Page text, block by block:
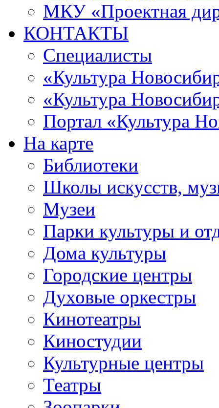
МКУ «Проектная
КОНТАКТЫ
Специалисты
«Культура
«Культура
Портал «Культура
На карте
Библиотеки
Школы искусств,
Музеи
Парки культуры и
Дома культуры
Городские центры
Духовые оркестры
Кинотеатры
Киностудии
Культурные центры
Театры